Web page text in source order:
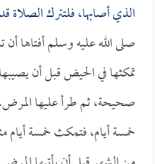
الذي أصابها، فلتترك
صلى الله عليه وسلم أفتاها أن
تمكثها في الحيض قبل أن
صحيحة، ثم طرأ عليها
خمسة أيام، فتمكث خمسة أيام